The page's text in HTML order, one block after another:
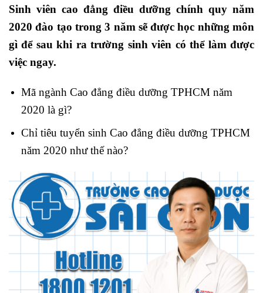
Sinh viên cao đẳng điều dưỡng chính quy năm
2020 đào tạo trong 3 năm sẽ được học những môn
gì để sau khi ra trường sinh viên có thể làm được
việc ngay.
Mã ngành Cao đẳng điều dưỡng TPHCM năm
2020 là gì?
Chỉ tiêu tuyển sinh Cao đẳng điều dưỡng TPHCM
năm 2020 như thế nào?